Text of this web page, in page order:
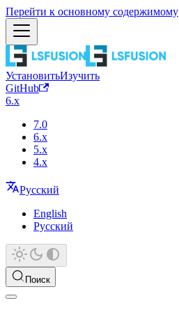
Перейти к основному содержимому
УстановитьИзучить
GitHub
6.x
7.0
6.x
5.x
4.x
Русский
English
Русский
Поиск